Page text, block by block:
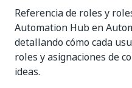
Referencia de roles y
Automation Hub en
detallando cómo cada
roles y asignaciones de
ideas.